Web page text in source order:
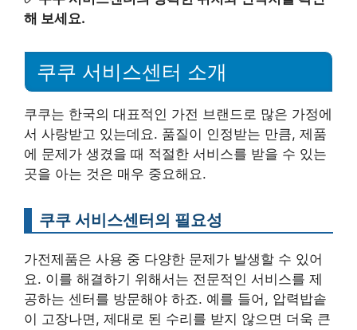
해 보세요.
쿠쿠 서비스센터 소개
쿠쿠는 한국의 대표적인 가전 브랜드로 많은 가정에
서 사랑받고 있는데요. 품질이 인정받는 만큼, 제품
에 문제가 생겼을 때 적절한 서비스를 받을 수 있는
곳을 아는 것은 매우 중요해요.
쿠쿠 서비스센터의 필요성
가전제품은 사용 중 다양한 문제가 발생할 수 있어
요. 이를 해결하기 위해서는 전문적인 서비스를 제
공하는 센터를 방문해야 하죠. 예를 들어, 압력밥솥
이 고장나면, 제대로 된 수리를 받지 않으면 더욱 큰